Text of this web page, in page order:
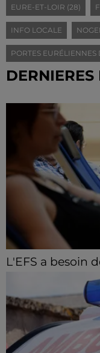
EURE-ET-LOIR (28)
INFO LOCALE
PORTES EURÉLIENNES
DERNIERES
L'EFS a besoin
Les collectes de
Loir, avec de